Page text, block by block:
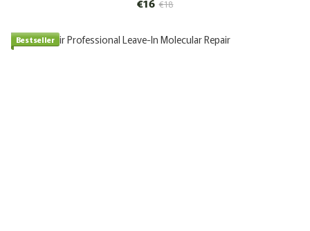
€16 €18
Bestseller